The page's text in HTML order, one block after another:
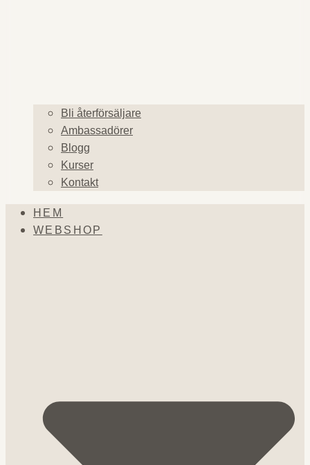
Bli återförsäljare
Ambassadörer
Blogg
Kurser
Kontakt
HEM
WEBSHOP